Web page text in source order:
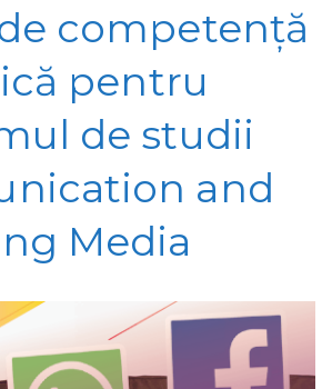
competență
pentru
de studii
and
Media